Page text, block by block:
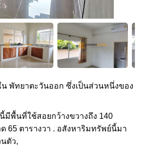
น พัทยาตะวันออก ซึ่งเป็นส่วนหนึ่งของ
มีพื้นที่ใช้สอยกว้างขวางถึง 140
65 ตารางวา . อสังหาริมทรัพย์นี้มา
ตัว,